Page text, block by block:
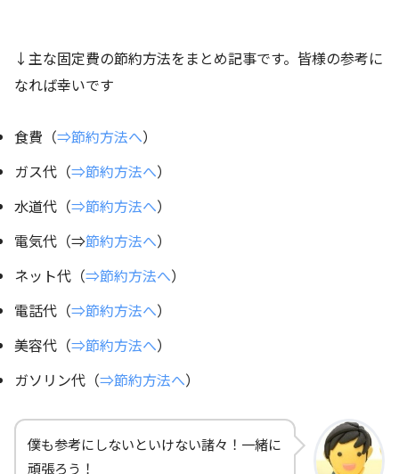
↓主な固定費の節約方法をまとめ記事です。皆様の参考に
なれば幸いです
食費（⇒節約方法へ）
ガス代（⇒節約方法へ）
水道代（⇒節約方法へ）
電気代（⇒節約方法へ）
ネット代（⇒節約方法へ）
電話代（⇒節約方法へ）
美容代（⇒節約方法へ）
ガソリン代（⇒節約方法へ）
僕も参考にしないといけない諸々！一緒に
頑張ろう！